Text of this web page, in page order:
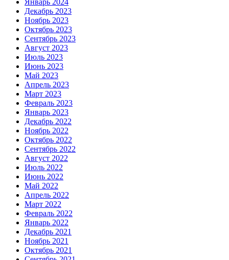
Декабрь 2023
Ноябрь 2023
Октябрь 2023
Сентябрь 2023
Август 2023
Июль 2023
Июнь 2023
Май 2023
Апрель 2023
Март 2023
Февраль 2023
Январь 2023
Декабрь 2022
Ноябрь 2022
Октябрь 2022
Сентябрь 2022
Август 2022
Июль 2022
Июнь 2022
Май 2022
Апрель 2022
Март 2022
Февраль 2022
Январь 2022
Декабрь 2021
Ноябрь 2021
Октябрь 2021